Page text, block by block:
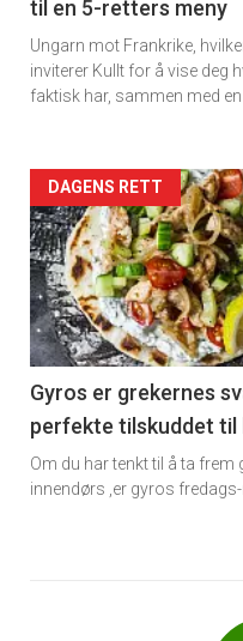
til en 5-retters meny
Ungarn mot Frankrike,
inviterer Kullt for å vise deg
faktisk har, sammen med
Forsiden
akkurat
nå
-
6
DAGENS RETT
Gyros er grekernes
perfekte tilskuddet til
Om du har tenkt til å ta frem
innendørs ,er gyros